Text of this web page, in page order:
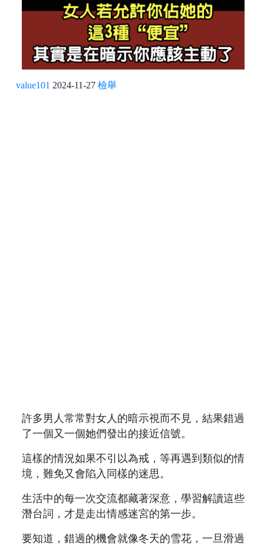
value101 2024-11-27 檢舉
許多男人常常對女人的暗示視而不見，結果錯過
了一個又一個她們發出的接近信號。
這樣的情況如果不引以為戒，等再遇到類似的情
境，難免又會陷入同樣的迷思。
生活中的每一次交流都藏著深意，學習解讀這些
潛台詞，才是走出情感迷宮的第一步。
要知道，錯過的機會就像冬天的雪花，一旦滑過